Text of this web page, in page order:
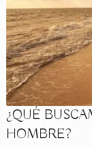
¿QUÉ
HOMBRE?